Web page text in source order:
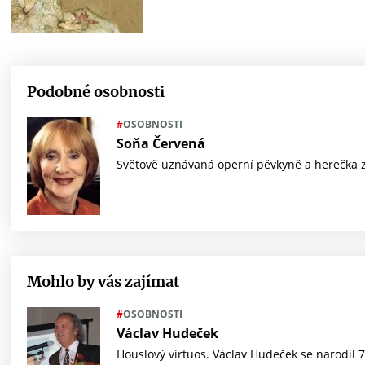
Podobné osobnosti
#OSOBNOSTI
Soňa Červená
Světově uznávaná operní pěvkyně a
Mohlo by vás zajímat
#OSOBNOSTI
Václav Hudeček
Houslový virtuos. Václav Hudeček se